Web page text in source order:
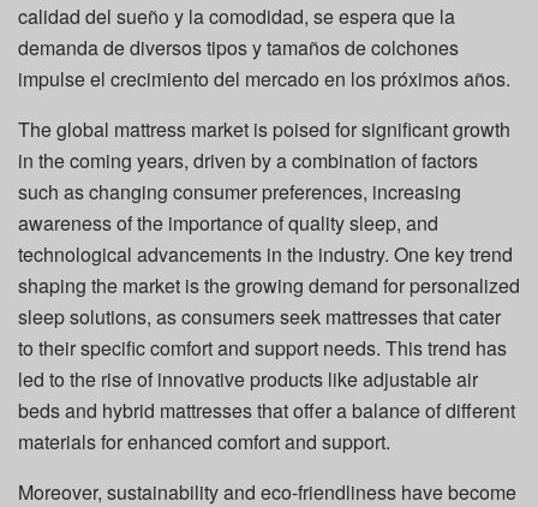
calidad del sueño y la comodidad, se espera que la
demanda de diversos tipos y tamaños de colchones
impulse el crecimiento del mercado en los próximos años.
The global mattress market is poised for significant growth
in the coming years, driven by a combination of factors
such as changing consumer preferences, increasing
awareness of the importance of quality sleep, and
technological advancements in the industry. One key trend
shaping the market is the growing demand for personalized
sleep solutions, as consumers seek mattresses that cater
to their specific comfort and support needs. This trend has
led to the rise of innovative products like adjustable air
beds and hybrid mattresses that offer a balance of different
materials for enhanced comfort and support.
Moreover, sustainability and eco-friendliness have become